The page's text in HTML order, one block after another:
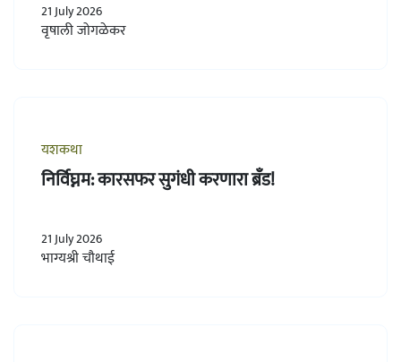
21 July 2026
वृषाली जोगळेकर
यशकथा
निर्विघ्नम: कारसफर सुगंधी करणारा ब्रँड!
21 July 2026
भाग्यश्री चौथाई